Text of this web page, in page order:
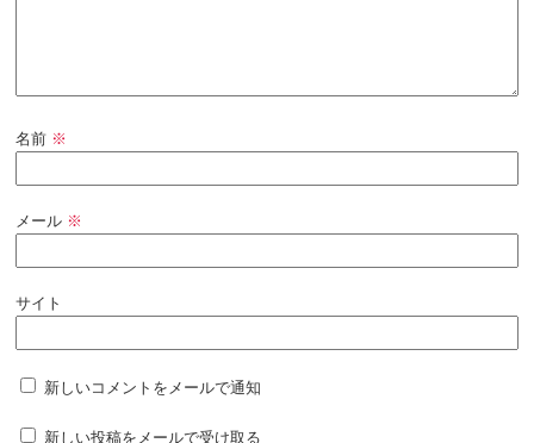
名前 ※
メール ※
サイト
新しいコメントをメールで通知
新しい投稿をメールで受け取る